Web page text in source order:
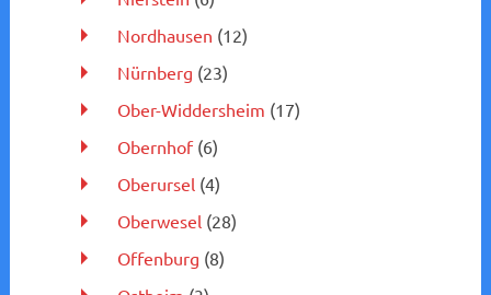
Nordhausen (12)
Nürnberg (23)
Ober-Widdersheim (17)
Obernhof(6)
Oberursel(4)
Oberwesel(28)
Offenburg (8)